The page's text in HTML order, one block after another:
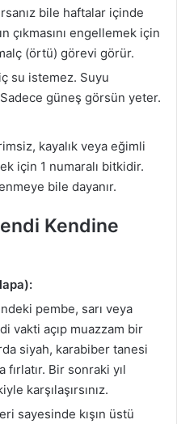
bile haftalar içinde
çıkmasını engellemek için
(örtü) görevi görür.
su istemez. Suyu
güneş görsün yeter.
kayalık veya eğimli
için 1 numaralı bitkidir.
bile dayanır.
Kendine
pembe, sarı veya
vakti açıp muazzam bir
siyah, karabiber tanesi
fırlatır. Bir sonraki yıl
karşılaşırsınız.
sayesinde kışın üstü